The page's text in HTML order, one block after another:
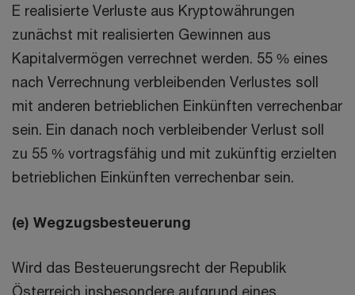
E realisierte Verluste aus Kryptowährungen
zunächst mit realisierten Gewinnen aus
Kapitalvermögen verrechnet werden. 55 % eines
nach Verrechnung verbleibenden Verlustes soll
mit anderen betrieblichen Einkünften verrechenbar
sein. Ein danach noch verbleibender Verlust soll
zu 55 % vortragsfähig und mit zukünftig erzielten
betrieblichen Einkünften verrechenbar sein.
(e) Wegzugsbesteuerung
Wird das Besteuerungsrecht der Republik
Österreich insbesondere aufgrund eines